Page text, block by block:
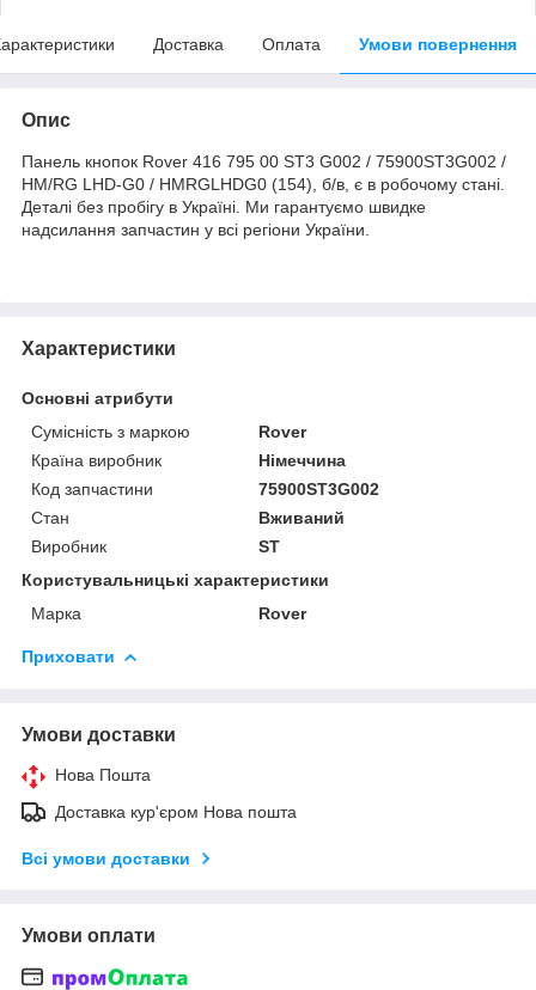
Доставка Оплата Умови повернення
Опис
Панель кнопок Rover 416 795 00 ST3 G002 / 75900ST3G002 /
HM/RG LHD-G0 / HMRGLHDG0 (154), б/в, є в робочому стані.
Деталі без пробігу в Україні. Ми гарантуємо швидке
надсилання запчастин у всі регіони України.
Характеристики
Основні атрибути
Сумісність з маркою
Rover
Країна виробник
Німеччина
Код запчастини
75900ST3G002
Стан
Вживаний
Виробник
ST
Користувальницькі характеристики
Марка
Rover
Приховати
Умови доставки
Нова Пошта
Доставка кур'єром Нова пошта
Всі умови доставки
Умови оплати